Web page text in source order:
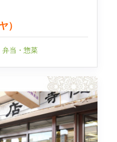
）
弁当・惣菜